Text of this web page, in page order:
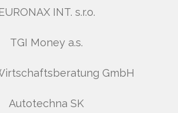
INT. s.r.o.
TGI Money a.s.
GmbH
Autotechna SK